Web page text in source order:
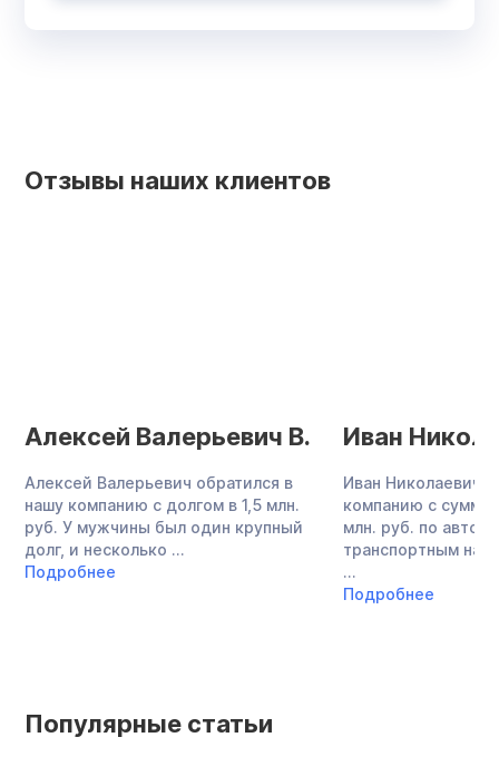
Отзывы наших клиентов
Алексей Валерьевич В.
Алексей Валерьевич обратился в
нашу компанию с долгом в 1,5 млн.
руб. У мужчины был один крупный
долг, и несколько ...
Подробнее
Иван
Иван Николаевич
компанию с
млн. руб. по
транспортным
...
Подробнее
Популярные статьи